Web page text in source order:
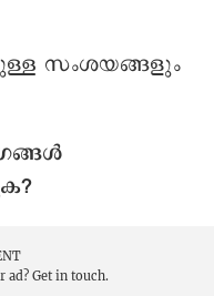
സംശയങ്ങളും
ad? Get in touch.